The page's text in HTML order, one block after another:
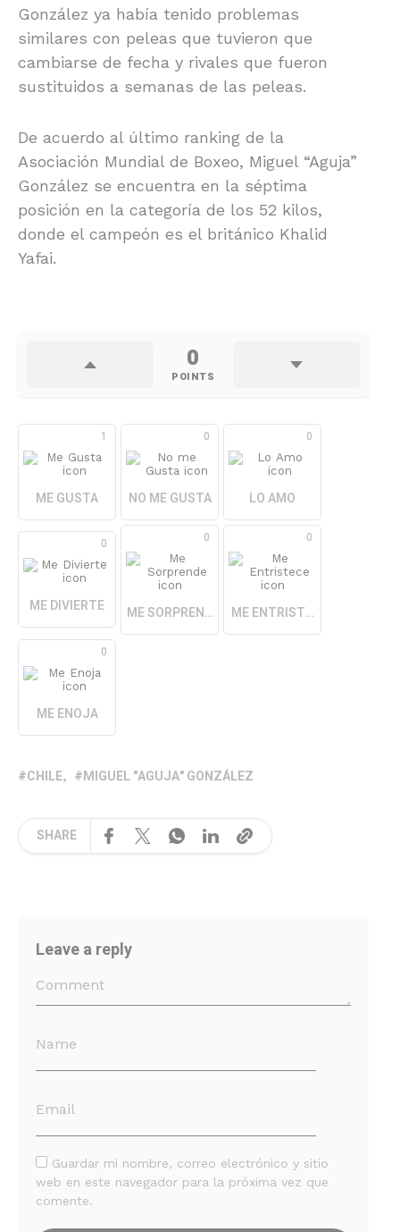
González ya había tenido problemas
similares con peleas que tuvieron que
cambiarse de fecha y rivales que fueron
sustituidos a semanas de las peleas.
De acuerdo al último ranking de la
Asociación Mundial de Boxeo, Miguel “Aguja”
González se encuentra en la séptima
posición en la categoría de los 52 kilos,
donde el campeón es el británico Khalid
Yafai.
0
POINTS
1
ME GUSTA
0
NO ME GUSTA
0
LO AMO
0
ME DIVIERTE
0
ME SORPRENDE
0
ME ENTRISTECE
0
ME ENOJA
CHILE MIGUEL "AGUJA" GONZÁLEZ
SHARE
Leave a reply
Guardar mi nombre, correo electrónico y sitio
web en este navegador para la próxima vez que
comente.